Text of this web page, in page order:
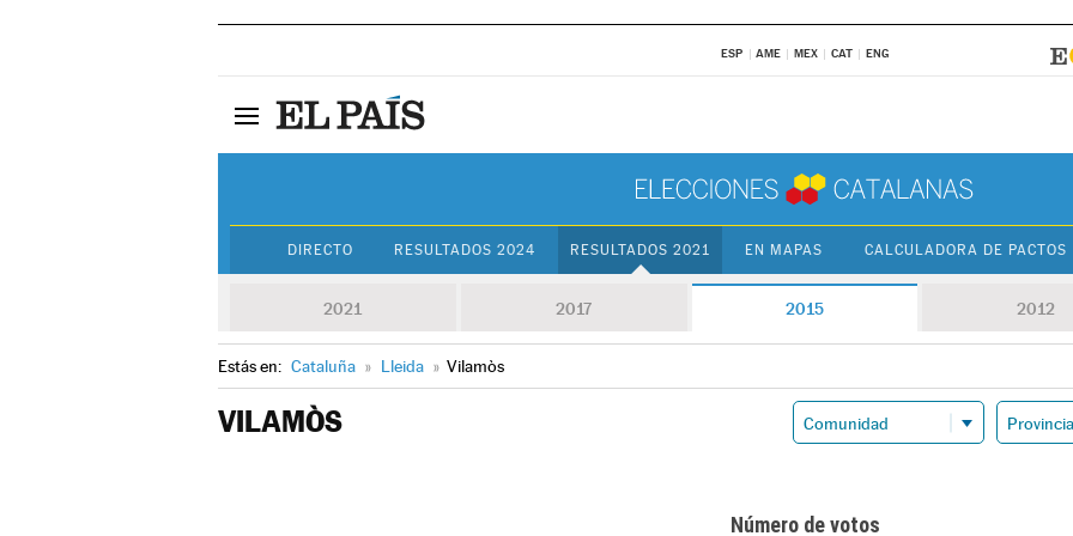
ESP AME MEX CAT ENG
DIRECTO RESULTADOS 2024 RESULTADOS 2021 EN MAPAS CALCULADORA DE PACTOS
2021 2017 2015 2012
Estás en: Cataluña » Lleida » Vilamòs
VILAMÒS
Número de votos